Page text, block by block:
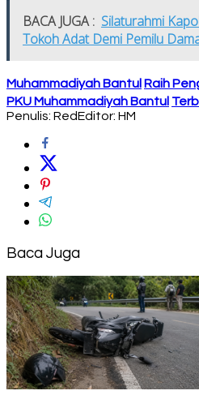
BACA JUGA : Silaturahmi
Tokoh Adat Demi Pemilu
Muhammadiyah Bantul Raih
PKU Muhammadiyah Bantul
Penulis: RedEditor: HM
Baca Juga